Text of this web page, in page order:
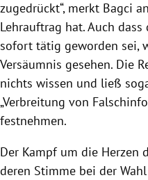
zugedrückt“, merkt Bagci
Lehrauftrag hat. Auch
sofort tätig geworden sei,
Versäumnis gesehen. Die
nichts wissen und ließ
„Verbreitung von
festnehmen.
Der Kampf um die Herzen
deren Stimme bei der